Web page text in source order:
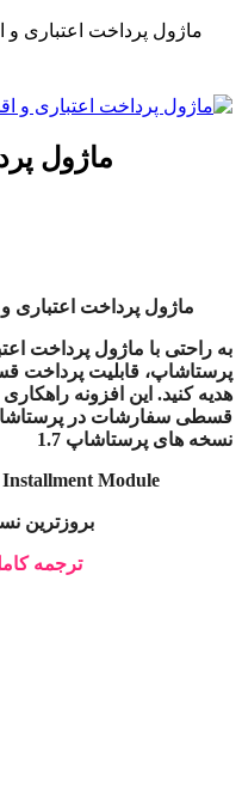
ماژول پرداخت اعتباری
ماژول
ماژول پرداخت
به راحتی با ماژول پرداخت
پرستاشاپ، قابلیت پرداخت
هدیه کنید. این افزونه
قسطی سفارشات در
نسخه های پرستاشاپ 1.7
Module
بروزترین
ترجمه